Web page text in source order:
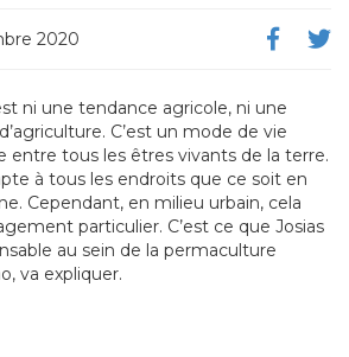
2020
ni une tendance agricole, ni une
C’est un mode de vie
entre tous les êtres vivants de la terre.
à tous les endroits que ce soit en
Cependant, en milieu urbain, cela
particulier. C’est ce que Josias
au sein de la permaculture
va expliquer.